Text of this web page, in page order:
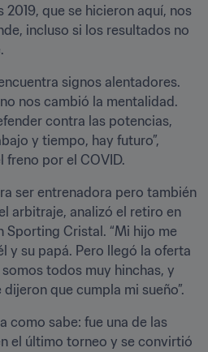
2019, que se hicieron aquí, nos
incluso si los resultados no
signos alentadores.
nos cambió la mentalidad.
contra las potencias,
y tiempo, hay futuro”,
freno por el COVID.
ser entrenadora pero también
arbitraje, analizó el retiro en
Sporting Cristal. “Mi hijo me
y su papá. Pero llegó la oferta
todos muy hinchas, y
que cumpla mi sueño”.
como sabe: fue una de las
el último torneo y se convirtió